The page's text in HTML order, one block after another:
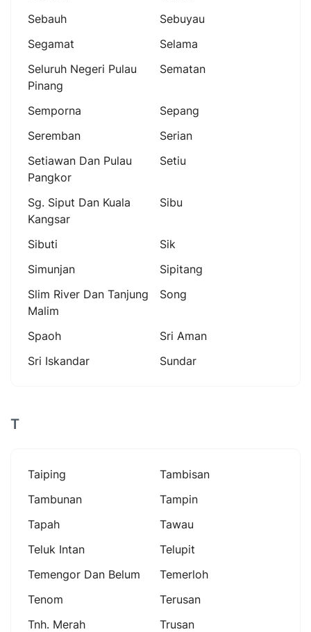
Sebauh
Sebuyau
Segamat
Selama
Seluruh Negeri Pulau
Pinang
Sematan
Semporna
Sepang
Seremban
Serian
Setiawan Dan Pulau
Pangkor
Setiu
Sg. Siput Dan Kuala
Kangsar
Sibu
Sibuti
Sik
Simunjan
Sipitang
Slim River Dan Tanjung
Malim
Song
Spaoh
Sri Aman
Sri Iskandar
Sundar
T
Taiping
Tambisan
Tambunan
Tampin
Tapah
Tawau
Teluk Intan
Telupit
Temengor Dan Belum
Temerloh
Tenom
Terusan
Tnh. Merah
Trusan